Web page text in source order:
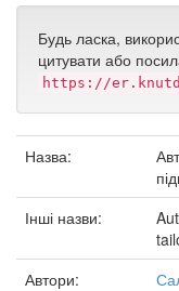
Будь ласка,
цитувати або
https://
Назва:
Інші назви:
Автори: